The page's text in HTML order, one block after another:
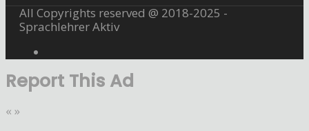
All Copyrights reserved @ 2018-2025 -
Sprachlehrer Aktiv
Report This Ad
« »